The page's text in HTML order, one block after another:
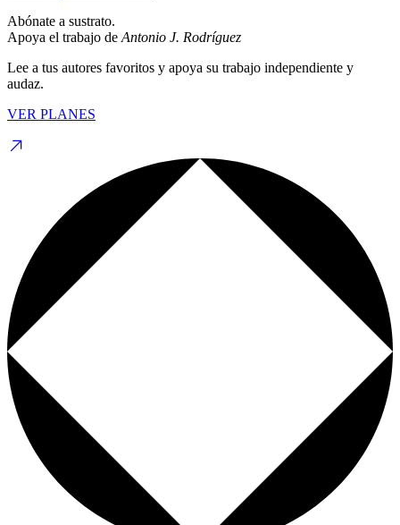
Abónate a sustrato.
Apoya el trabajo de Antonio J. Rodríguez
Lee a tus autores favoritos y apoya su trabajo independiente y
audaz.
VER PLANES